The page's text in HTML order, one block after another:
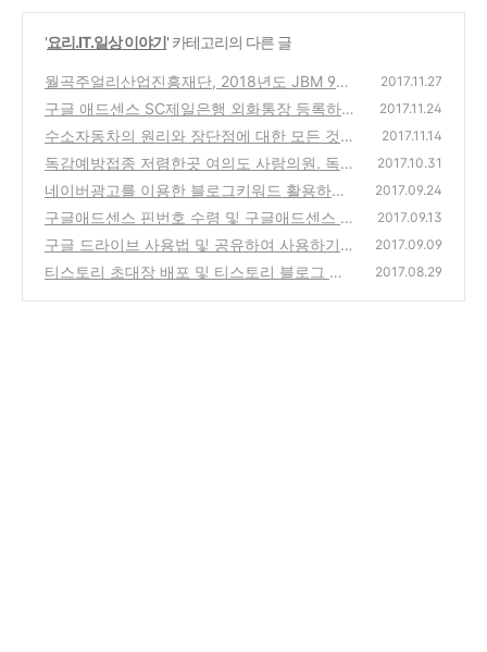
'요리.IT.일상 이야기' 카테고리의 다른 글
월곡주얼리산업진흥재단, 2018년도 JBM 9기
장학생모집
(14)
2017.11.27
구글 애드센스 SC제일은행 외화통장 등록하
기 및 2차 애드센스 수익공개
(16)
2017.11.24
수소자동차의 원리와 장단점에 대한 모든 것
수소전기하우스에서 배워요
(26)
2017.11.14
독감예방접종 저렴한곳 여의도 사랑의원. 독감
예방접종 후 주의사항 안내
(12)
2017.10.31
네이버광고를 이용한 블로그키워드 활용하기
(20)
2017.09.24
구글애드센스 핀번호 수령 및 구글애드센스 수
익공개
(30)
2017.09.13
구글 드라이브 사용법 및 공유하여 사용하기
(6)
2017.09.09
티스토리 초대장 배포 및 티스토리 블로그 활
2017.08.29